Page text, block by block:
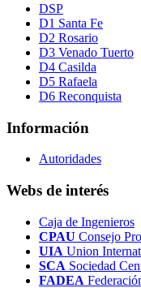
DSP
D1 Santa Fe
D2 Rosario
D3 Venado Tuerto
D4 Casilda
D5 Rafaela
D6 Reconquista
Información
Autoridades
Webs de interés
Caja de Ingenieros
CPAU Consejo
UIA Union
SCA Sociedad
FADEA